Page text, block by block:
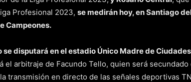
Profesional 2023, se medirán hoy, en Santiago
Campeones.
se disputará en el estadio Único Madre de
el arbitraje de Facundo Tello, quien será
transmisión en directo de las señales deportivas